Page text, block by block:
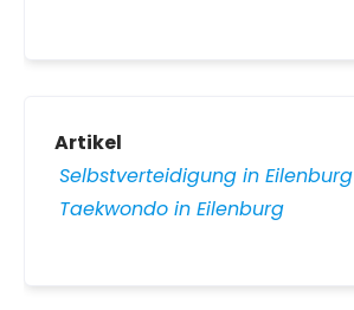
Artikel
Selbstverteidigung in Eilenburg
Taekwondo in Eilenburg